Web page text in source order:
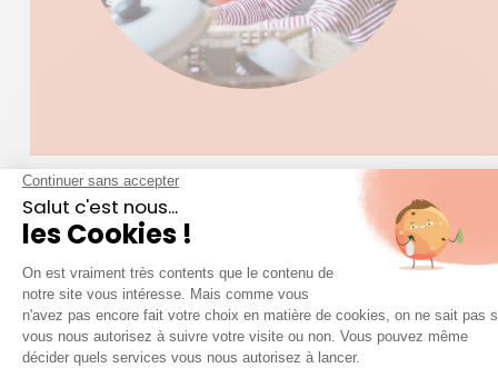
LE MÉNAGE ET L’ENTRETIEN DE VOTRE
Votre aide à domicile à
Vieux-Condé